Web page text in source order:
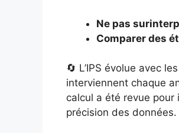
Ne pas
Comparer des
🔄 L’IPS évolue avec
interviennent chaque
calcul a été revue
précision des données.